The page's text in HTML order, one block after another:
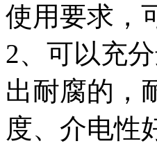
使用要求，
2、可以充
出耐腐的，
度、介电性